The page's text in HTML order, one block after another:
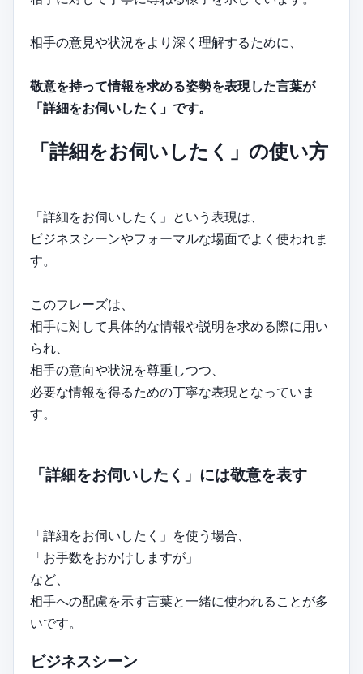
相手の意見や状況をより深く理解するために、
敬意を持って情報を求める姿勢を表現した言葉が
「詳細をお伺いしたく」です。
「詳細をお伺いしたく」の使い方
「詳細をお伺いしたく」という表現は、
ビジネスシーンやフォーマルな場面でよく使われま
す。
このフレーズは、
相手に対して具体的な情報や説明を求める際に用い
られ、
相手の意向や状況を尊重しつつ、
必要な情報を得るための丁寧な表現となっていま
す。
「詳細をお伺いしたく」には敬意を表す
「詳細をお伺いしたく」を使う場合、
「お手数をおかけしますが」
など、
相手への配慮を示す言葉と一緒に使われることが多
いです。
ビジネスシーン